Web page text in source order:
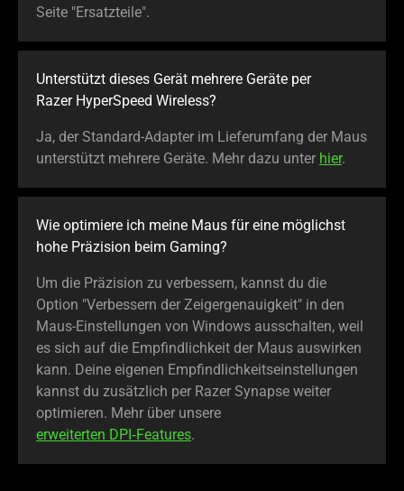
Seite "Ersatzteile".
Unterstützt dieses Gerät mehrere Geräte per
Razer HyperSpeed Wireless?
Ja, der Standard-Adapter im Lieferumfang der Maus
unterstützt mehrere Geräte. Mehr dazu unter hier.
Wie optimiere ich meine Maus für eine möglichst
hohe Präzision beim Gaming?
Um die Präzision zu verbessern, kannst du die
Option "Verbessern der Zeigergenauigkeit" in den
Maus-Einstellungen von Windows ausschalten, weil
es sich auf die Empfindlichkeit der Maus auswirken
kann. Deine eigenen Empfindlichkeitseinstellungen
kannst du zusätzlich per Razer Synapse weiter
optimieren. Mehr über unsere
erweiterten DPI‑Features.